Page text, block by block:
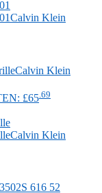
Calvin Klein
Calvin Klein
£65 .69
Calvin Klein